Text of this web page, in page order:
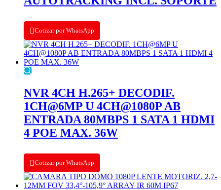
Cotizar por WhatsApp
NVR 4CH H.265+ DECODIF.
1CH@6MP U 4CH@1080P AB
ENTRADA 80MBPS 1 SATA 1 HDMI
4 POE MAX. 36W
Cotizar por WhatsApp